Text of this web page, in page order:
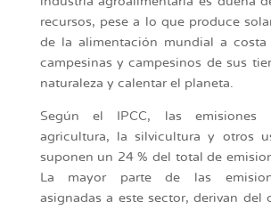
recursos, pese a lo que produce
de la alimentación mundial a costa
campesinas y campesinos de sus
naturaleza y calentar el planeta.
Según el IPCC, las
agricultura, la silvicultura y otros
suponen un 24 % del total de
La mayor parte de las
asignadas a este sector, derivan del